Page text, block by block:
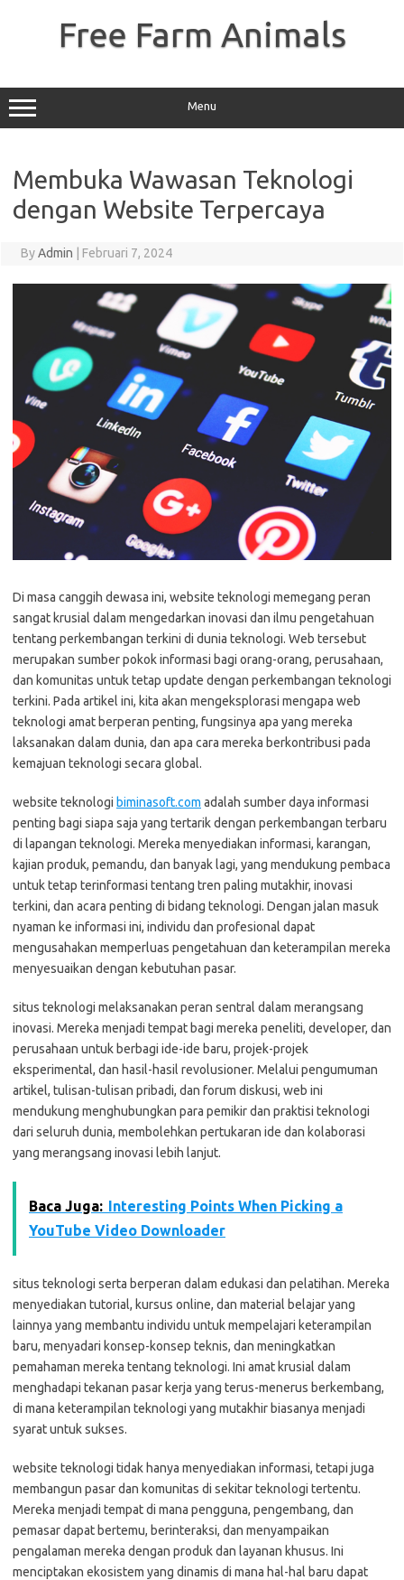
Free Farm Animals
Menu
Membuka Wawasan Teknologi
dengan Website Terpercaya
ByAdmin Februari 7, 2024
Di masa canggih dewasa ini, website teknologi memegang peran
sangat krusial dalam mengedarkan inovasi dan ilmu pengetahuan
tentang perkembangan terkini di dunia teknologi. Web tersebut
merupakan sumber pokok informasi bagi orang-orang, perusahaan,
dan komunitas untuk tetap update dengan perkembangan teknologi
terkini. Pada artikel ini, kita akan mengeksplorasi mengapa web
teknologi amat berperan penting, fungsinya apa yang mereka
laksanakan dalam dunia, dan apa cara mereka berkontribusi pada
kemajuan teknologi secara global.
website teknologi biminasoft.com adalah sumber daya informasi
penting bagi siapa saja yang tertarik dengan perkembangan terbaru
di lapangan teknologi. Mereka menyediakan informasi, karangan,
kajian produk, pemandu, dan banyak lagi, yang mendukung pembaca
untuk tetap terinformasi tentang tren paling mutakhir, inovasi
terkini, dan acara penting di bidang teknologi. Dengan jalan masuk
nyaman ke informasi ini, individu dan profesional dapat
mengusahakan memperluas pengetahuan dan keterampilan mereka
menyesuaikan dengan kebutuhan pasar.
situs teknologi melaksanakan peran sentral dalam merangsang
inovasi. Mereka menjadi tempat bagi mereka peneliti, developer, dan
perusahaan untuk berbagi ide-ide baru, projek-projek
eksperimental, dan hasil-hasil revolusioner. Melalui pengumuman
artikel, tulisan-tulisan pribadi, dan forum diskusi, web ini
mendukung menghubungkan para pemikir dan praktisi teknologi
dari seluruh dunia, membolehkan pertukaran ide dan kolaborasi
yang merangsang inovasi lebih lanjut.
Baca Juga: Interesting Points When Picking a
YouTube Video Downloader
situs teknologi serta berperan dalam edukasi dan pelatihan. Mereka
menyediakan tutorial, kursus online, dan material belajar yang
lainnya yang membantu individu untuk mempelajari keterampilan
baru, menyadari konsep-konsep teknis, dan meningkatkan
pemahaman mereka tentang teknologi. Ini amat krusial dalam
menghadapi tekanan pasar kerja yang terus-menerus berkembang,
di mana keterampilan teknologi yang mutakhir biasanya menjadi
syarat untuk sukses.
website teknologi tidak hanya menyediakan informasi, tetapi juga
membangun pasar dan komunitas di sekitar teknologi tertentu.
Mereka menjadi tempat di mana pengguna, pengembang, dan
pemasar dapat bertemu, berinteraksi, dan menyampaikan
pengalaman mereka dengan produk dan layanan khusus. Ini
menciptakan ekosistem yang dinamis di mana hal-hal baru dapat